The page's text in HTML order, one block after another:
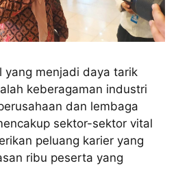
yang menjadi daya tarik
keberagaman industri
dan lembaga
sektor-sektor vital
peluang karier yang
ribu peserta yang